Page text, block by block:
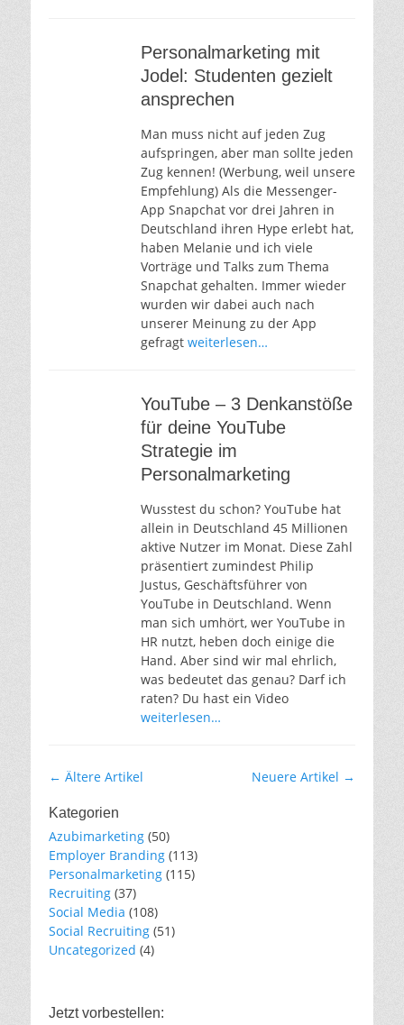
Personalmarketing mit
Jodel: Studenten gezielt
ansprechen
Man muss nicht auf jeden Zug
aufspringen, aber man sollte jeden
Zug kennen! (Werbung, weil unsere
Empfehlung) Als die Messenger-
App Snapchat vor drei Jahren in
Deutschland ihren Hype erlebt hat,
haben Melanie und ich viele
Vorträge und Talks zum Thema
Snapchat gehalten. Immer wieder
wurden wir dabei auch nach
unserer Meinung zu der App
gefragt weiterlesen…
YouTube – 3 Denkanstöße
für deine YouTube
Strategie im
Personalmarketing
Wusstest du schon? YouTube hat
allein in Deutschland 45 Millionen
aktive Nutzer im Monat. Diese Zahl
präsentiert zumindest Philip
Justus, Geschäftsführer von
YouTube in Deutschland. Wenn
man sich umhört, wer YouTube in
HR nutzt, heben doch einige die
Hand. Aber sind wir mal ehrlich,
was bedeutet das genau? Darf ich
raten? Du hast ein Video
weiterlesen…
Artikel-
← Ältere Artikel Neuere Artikel →
Kategorien
Azubimarketing (50)
Employer Branding (113)
Personalmarketing (115)
Recruiting (37)
Social Media (108)
Social Recruiting (51)
Uncategorized (4)
Jetzt vorbestellen: